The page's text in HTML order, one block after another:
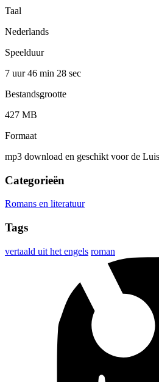
Taal
Nederlands
Speelduur
7 uur 46 min 28 sec
Bestandsgrootte
427 MB
Formaat
mp3 download en geschikt voor de
Categorieën
Romans en literatuur
Tags
vertaald uit het engels roman